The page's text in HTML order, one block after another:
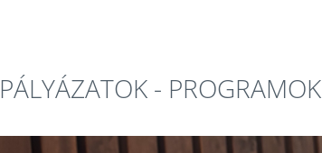
PÁLYÁZATOK - PROGRAMOK